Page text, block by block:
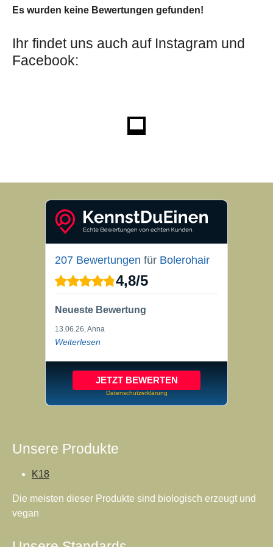
Es wurden keine Bewertungen gefunden!
Ihr findet uns auch auf Instagram und
Facebook:
207 Bewertungen für Bolerohair
4,8/5
Neueste Bewertung
13.06.26, Anna
Weiterlesen
JETZT BEWERTEN
Datenschutzerklärung
Unsere Produkte
K18
Die meisten dieser Produkte sind biologisch erzeugt und
vegan